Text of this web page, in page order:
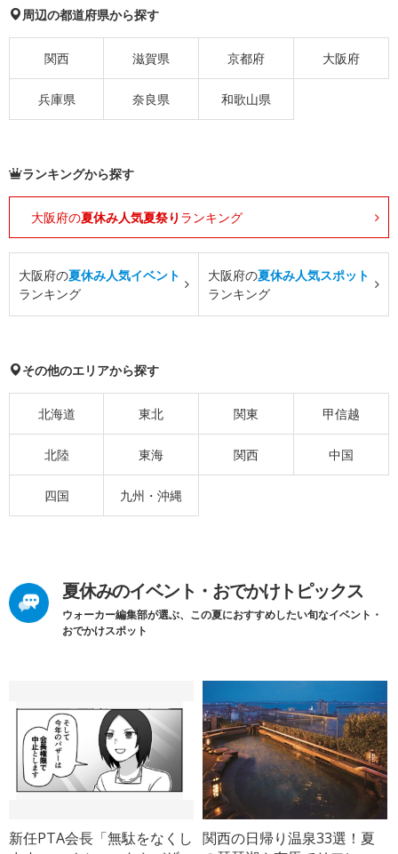
周辺の都道府県から探す
関西 滋賀県 京都府 大阪府
兵庫県 奈良県 和歌山県
ランキングから探す
大阪府の夏休み人気夏祭り ランキング
大阪府の夏休み人気イベント
ランキング
大阪府の夏休み人気スポット
ランキング
その他のエリアから探す
北海道 東北 関東 甲信越
北陸 東海 関西 中国
四国 九州・沖縄
夏休みのイベント・おでかけトピックス
ウォーカー編集部が選ぶ、この夏におすすめしたい旬なイベント・
おでかけスポット
新任PTA会長「無駄をなくし
関西の日帰り温泉33選！夏